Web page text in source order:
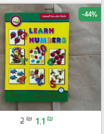
-44%
2 ₪ 1.1 ₪